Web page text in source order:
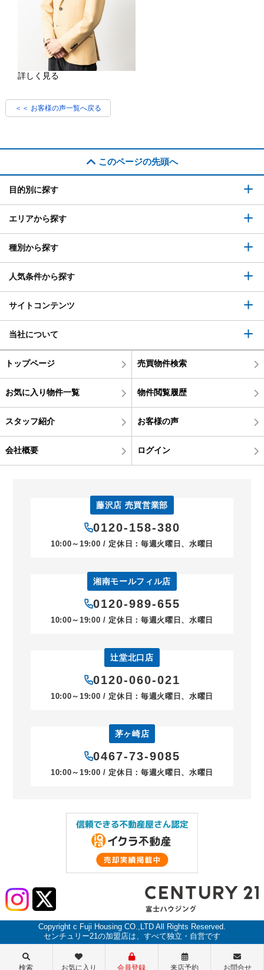
詳しく見る
＜＜ お客様の声一覧へ戻る
このページの先頭へ
目的別に探す
エリアから探す
種別から探す
人気条件から探す
サイトコンテンツ
当社について
トップページ 売買物件検索
お気に入り物件一覧 物件閲覧履歴
スタッフ紹介 お客様の声
会社概要 ログイン
藤沢店 売買営業部
0120-158-380
10:00～19:00 / 定休日：毎週火曜日、水曜日
湘南モールフィル店
0120-989-655
10:00～19:00 / 定休日：毎週火曜日、水曜日
辻堂北口店
0120-060-021
10:00～19:00 / 定休日：毎週火曜日、水曜日
茅ヶ崎店
0467-73-9085
10:00～19:00 / 定休日：毎週火曜日、水曜日
Copyright c Fuji Housing CO.,LTD All Rights Reserved.
センチュリー21の加盟店は、すべて独立・自営です
検索 お気に入り 会員登録 来店予約 お問合せ